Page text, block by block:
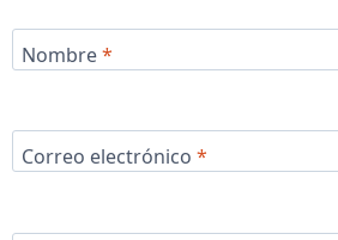
Nombre*
Correo electrónico *